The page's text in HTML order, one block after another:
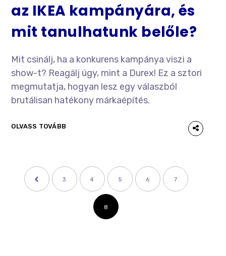
az IKEA kampányára, és
mit tanulhatunk belőle?
Mit csinálj, ha a konkurens kampánya viszi a
show-t? Reagálj úgy, mint a Durex! Ez a sztori
megmutatja, hogyan lesz egy válaszból
brutálisan hatékony márkaépítés.
OLVASS TOVÁBB
3 4 5 6 7
8